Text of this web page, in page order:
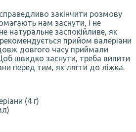
закінчити розмову
нам заснути, і не
натуральне заспокійливе, як
прийом валеріани
довгого часу приймали
швидко заснути, треба випити
перед тим, як лягти до ліжка.
(4 г)